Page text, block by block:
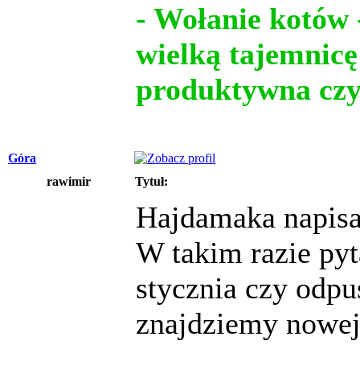
- Wołanie
wielką
produktywna
Góra
rawimir
Tytuł:
Hajdamaka
W takim razie
stycznia czy
znajdziemy